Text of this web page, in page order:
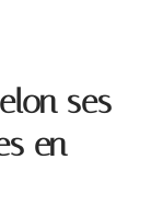
ses
en